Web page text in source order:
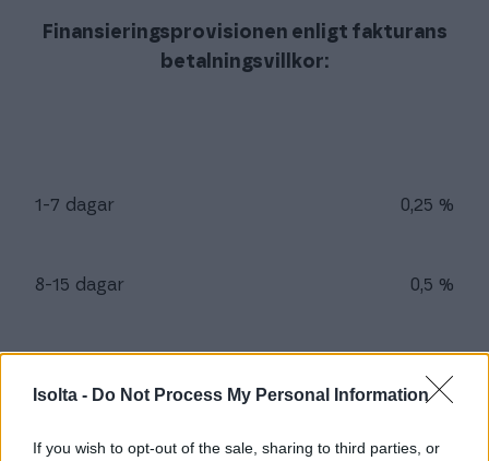
Isolta - Do Not Process My Personal Information
If you wish to opt-out of the sale, sharing to third parties, or
Finansieringsprovisionen enligt fakturans
betalningsvillkor:
1-7 dagar 0,25 %
8-15 dagar 0,5 %
31-45 dagar 2,10 %